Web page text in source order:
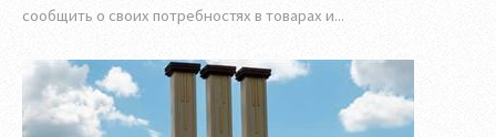
сообщить о своих потребностях в товарах и...